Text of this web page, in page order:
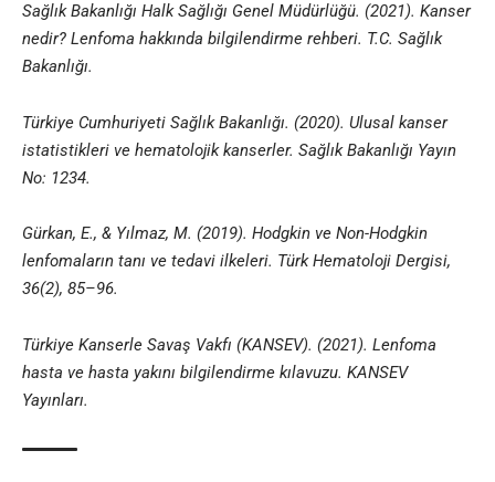
Sağlık Bakanlığı Halk Sağlığı Genel Müdürlüğü. (2021). Kanser
nedir? Lenfoma hakkında bilgilendirme rehberi. T.C. Sağlık
Bakanlığı.
Türkiye Cumhuriyeti Sağlık Bakanlığı. (2020). Ulusal kanser
istatistikleri ve hematolojik kanserler. Sağlık Bakanlığı Yayın
No: 1234.
Gürkan, E., & Yılmaz, M. (2019). Hodgkin ve Non-Hodgkin
lenfomaların tanı ve tedavi ilkeleri. Türk Hematoloji Dergisi,
36(2), 85–96.
Türkiye Kanserle Savaş Vakfı (KANSEV). (2021). Lenfoma
hasta ve hasta yakını bilgilendirme kılavuzu. KANSEV
Yayınları.